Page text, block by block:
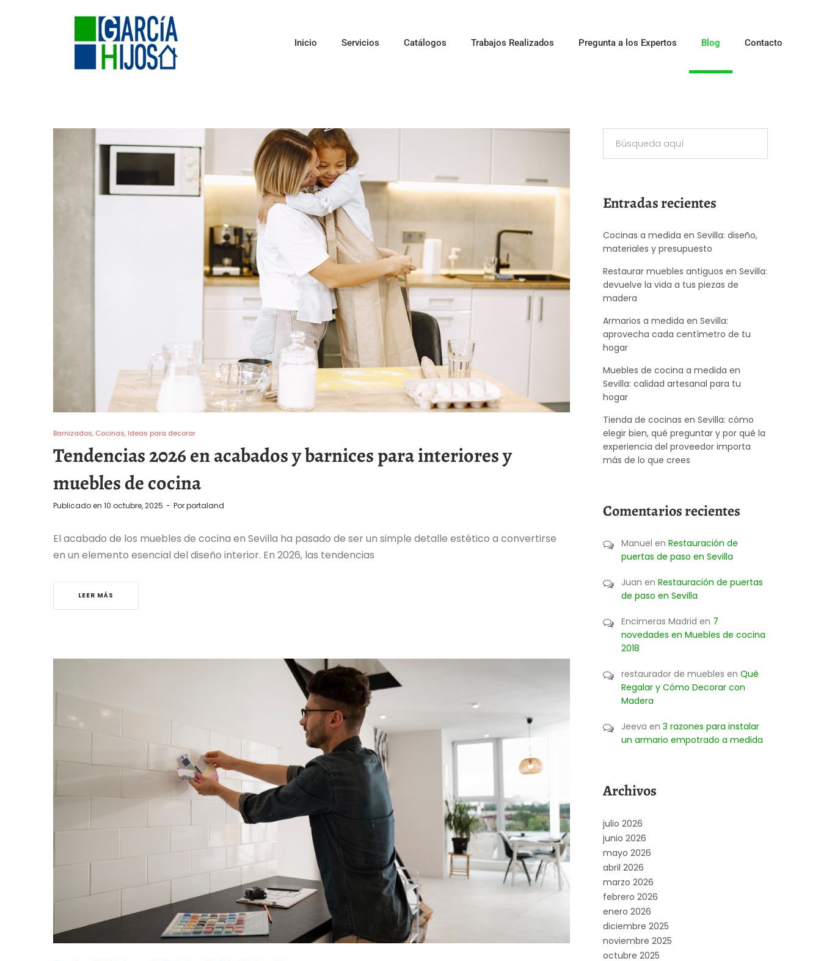
Inicio Servicios Catálogos Trabajos Realizados Pregunta a los Expertos Blog Contacto
Barnizados Cocinas Ideas para decorar
Tendencias 2026 en acabados y barnices para interiores y
muebles de cocina
Publicado en 10 octubre, 2025 Porportaland
El acabado de los muebles de cocina en Sevilla ha pasado de ser un simple detalle estético a convertirse
en un elemento esencial del diseño interior. En 2026, las tendencias
LEER MÁS
Entradas recientes
Cocinas a medida en Sevilla: diseño,
materiales y presupuesto
Restaurar muebles antiguos en Sevilla:
devuelve la vida a tus piezas de
madera
Armarios a medida en Sevilla:
aprovecha cada centímetro de tu
hogar
Muebles de cocina a medida en
Sevilla: calidad artesanal para tu
hogar
Tienda de cocinas en Sevilla: cómo
elegir bien, qué preguntar y por qué la
experiencia del proveedor importa
más de lo que crees
Comentarios recientes
Manuel en Restauración de
puertas de paso en Sevilla
Juan en Restauración de puertas
de paso en Sevilla
Encimeras Madrid en 7
novedades en Muebles de cocina
2018
restaurador de muebles en Qué
Regalar y Cómo Decorar con
Madera
Jeeva en 3 razones para instalar
un armario empotrado a medida
Archivos
julio 2026
junio 2026
mayo 2026
abril 2026
marzo 2026
febrero 2026
enero 2026
diciembre 2025
noviembre 2025
octubre 2025